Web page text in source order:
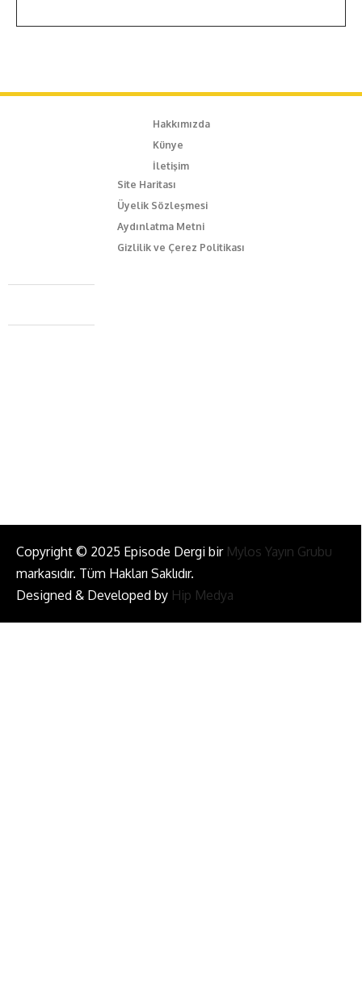
Hakkımızda
Künye
İletişim
Site Haritası
Üyelik Sözleşmesi
Aydınlatma Metni
Gizlilik ve Çerez Politikası
Caferağa Mah. Dr. Şakir Paşa Sok. No3/A Kadıköy İstanbul
+90 543 345 46 00
Copyright © 2025 Episode Dergi bir Mylos Yayın Grubu
markasıdır. Tüm Hakları Saklıdır.
Designed & Developed by Hip Medya